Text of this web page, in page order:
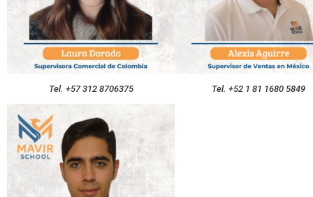
Tel. +57 312 8706375 Tel. +52 1 81 1680 5849